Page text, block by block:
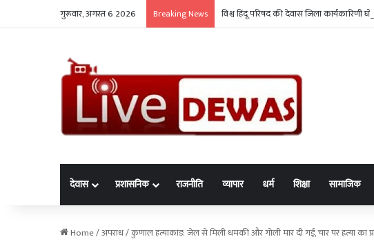
गुरूवार, अगस्त 6 2026 Breaking News विश्व हिंदू परिषद की देवास जिला कार्यकारिणी
देवास प्रशासनिक राजनीति व्यापार धर्म शिक्षा सामाजिक
Home/अपराध/कुणाल हत्याकांड: जेल से मिली धमकी और गोली मार दी गई, चार पर हत्या का